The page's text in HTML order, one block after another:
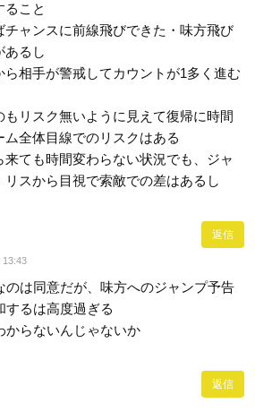
ること
チャンスに前線飛びできた・味方飛び
あるし
ら相手が警戒してカウントが1多く進む
もリスク無いように見えて復帰に時間
ム全体目線でのリスクはある
ても時間変わらない状況でも、ジャ
リスから目視で索敵での差はあるし
返信
13:43
のは同意だが、味方へのジャンプ予告
するは高度過ぎる
からないんじゃないか
返信